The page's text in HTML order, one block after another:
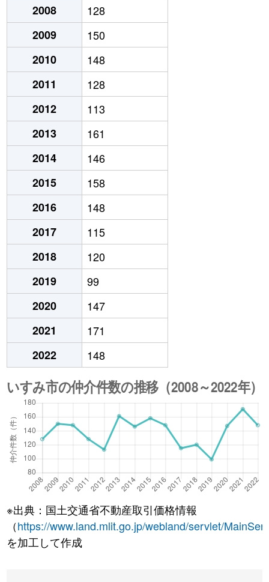
2008
128
2009
150
2010
148
2011
128
2012
113
2013
161
2014
146
2015
158
2016
148
2017
115
2018
120
2019
99
2020
147
2021
171
2022
148
※出典：国土交通省不動産取引価格情報
（https://www.land.mlit.go.jp/webland/servlet/
を加工して作成